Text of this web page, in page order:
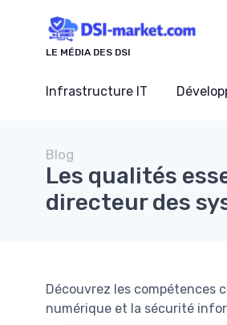
LE MÉDIA DES DSI
Infrastructure IT
Blog
Les qualités
directeur des
Découvrez les compétences
numérique et la sécurité